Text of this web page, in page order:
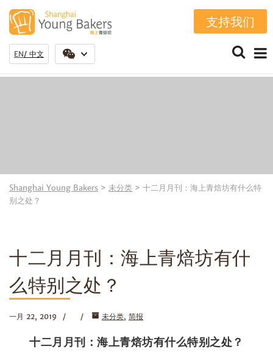
支持我们
EN 中文
Shanghai Young Bakers > 未分类 > 十二月月刊：海上青焙坊有什么特
别之处？
十二月月刊：海上青焙坊有什
么特别之处？
一月 22, 2019 未分类, 简报
十二月月刊：海上青焙坊有什么特别之处？